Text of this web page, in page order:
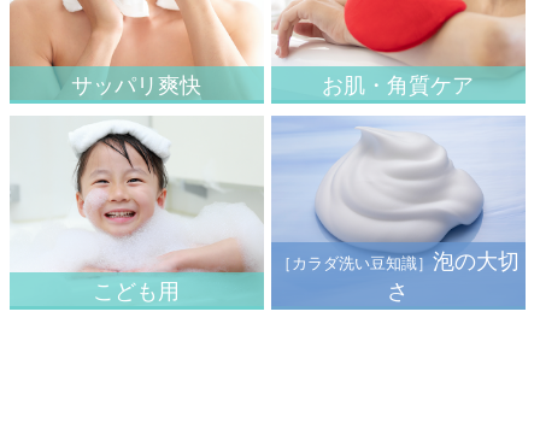
サッパリ爽快 お肌・角質ケア
こども用
［カラダ洗い豆知識］泡の大切
さ